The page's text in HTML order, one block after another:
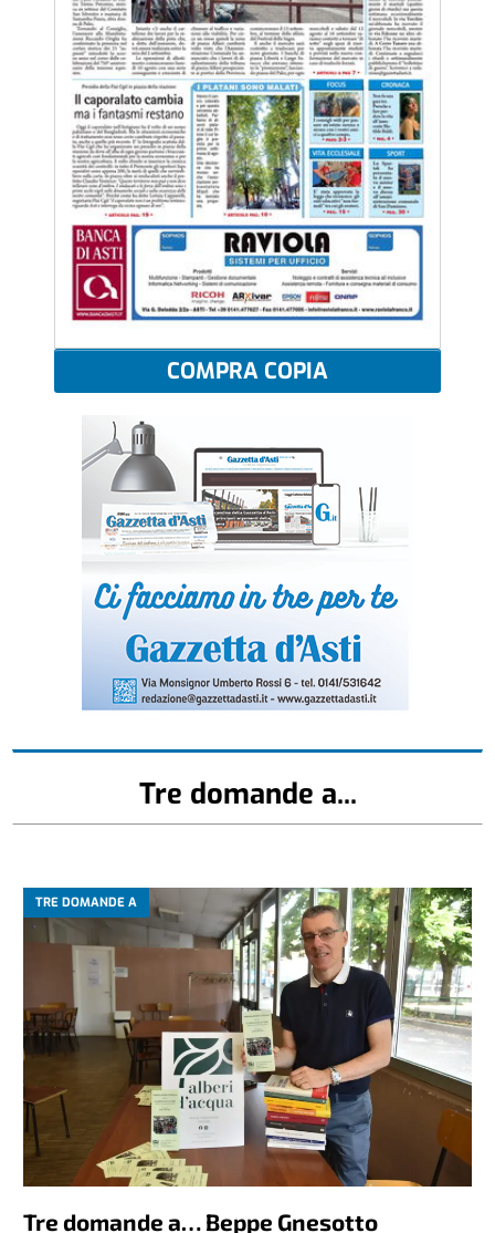
COMPRA COPIA
Tre domande a...
TRE DOMANDE A
Tre domande a… Beppe Gnesotto